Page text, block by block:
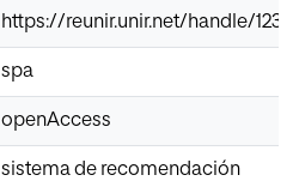
https://reunir.unir.net/handle/
spa
openAccess
sistema de recomendación